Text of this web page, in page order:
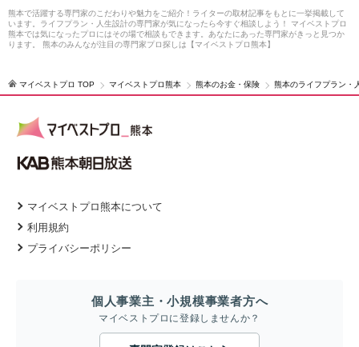
熊本で活躍する専門家のこだわりや魅力をご紹介！ライターの取材記事をもとに一挙掲載して
います。ライフプラン・人生設計の専門家が気になったら今すぐ相談しよう！ マイベストプロ
熊本では気になったプロにはその場で相談もできます。あなたにあった専門家がきっと見つか
ります。 熊本のみんなが注目の専門家プロ探しは【マイベストプロ熊本】
マイベストプロ TOP マイベストプロ熊本 熊本のお金・保険 熊本のライフプラン・
マイベストプロ熊本について
利用規約
プライバシーポリシー
個人事業主・小規模事業者方へ
マイベストプロに登録しませんか？